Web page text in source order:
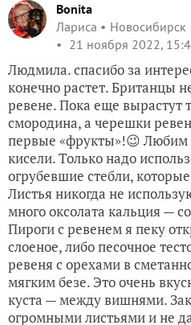
Bonita
Лариса
Новосибирск
21 ноября 2022,
Людмила. спасибо за
конечно растет. Британцы
ревене. Пока еще вырастут
смородина, а черешки
первые «фрукты»!😉 Любим
кисели. Только надо
огрубевшие стебли,
Листья никогда не
много оксолата кальция —
Пироги с ревенем я пеку
слоеное, либо песочное
ревеня с орехами в
мягким безе. Это очень
куста — между вишнями.
огромными листьями и не